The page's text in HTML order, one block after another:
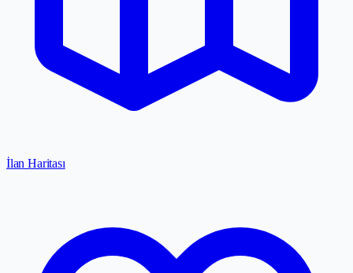
İlan Haritası